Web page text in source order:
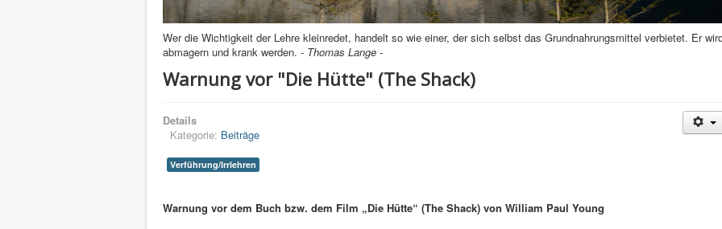
Wer die Wichtigkeit der Lehre kleinredet, handelt so wie einer, der sich selbst das Grundnahrungsmittel verbietet. Er
abmagern und krank werden. - Thomas Lange -
Warnung vor "Die Hütte" (The Shack)
Details
Kategorie: Beiträge
Verführung/Irrlehren
Warnung vor dem Buch bzw. dem Film „Die Hütte“ (The Shack) von William Paul Young